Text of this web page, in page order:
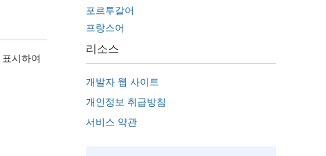
시하여
포르투갈어
프랑스어
리소스
개발자 웹 사이트
개인정보 취급방침
서비스 약관